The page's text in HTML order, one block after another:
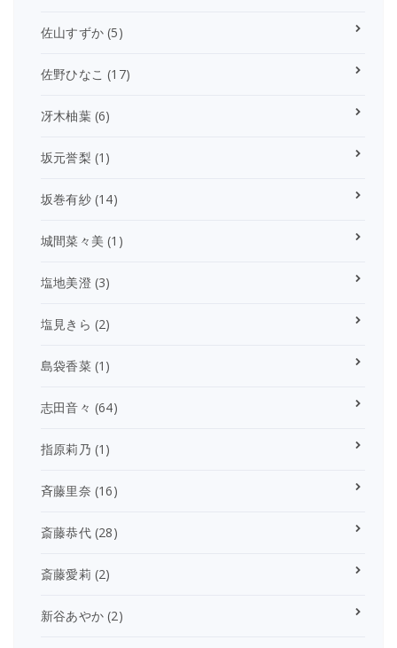
佐山すずか (5)
佐野ひなこ (17)
冴木柚葉(6)
坂元誉梨 (1)
坂巻有紗(14)
城間菜々美 (1)
塩地美澄(3)
塩見きら (2)
島袋香菜(1)
志田音々 (64)
指原莉乃 (1)
斉藤里奈 (16)
斎藤恭代(28)
斎藤愛莉 (2)
新谷あやか (2)